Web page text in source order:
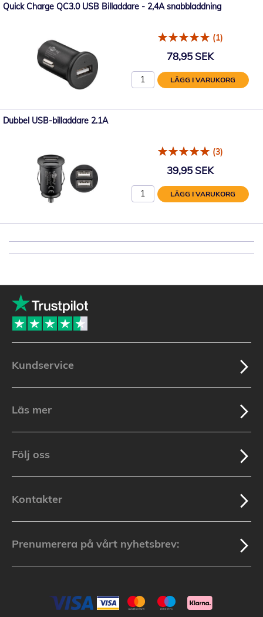
Quick Charge QC3.0 USB Billaddare - 2,4A snabbladdning
(1)
78,95 SEK
LÄGG I VARUKORG
Dubbel USB-billaddare 2.1A
(3)
39,95 SEK
LÄGG I VARUKORG
Kundservice
Läs mer
Följ oss
Kontakter
Prenumerera på vårt nyhetsbrev: